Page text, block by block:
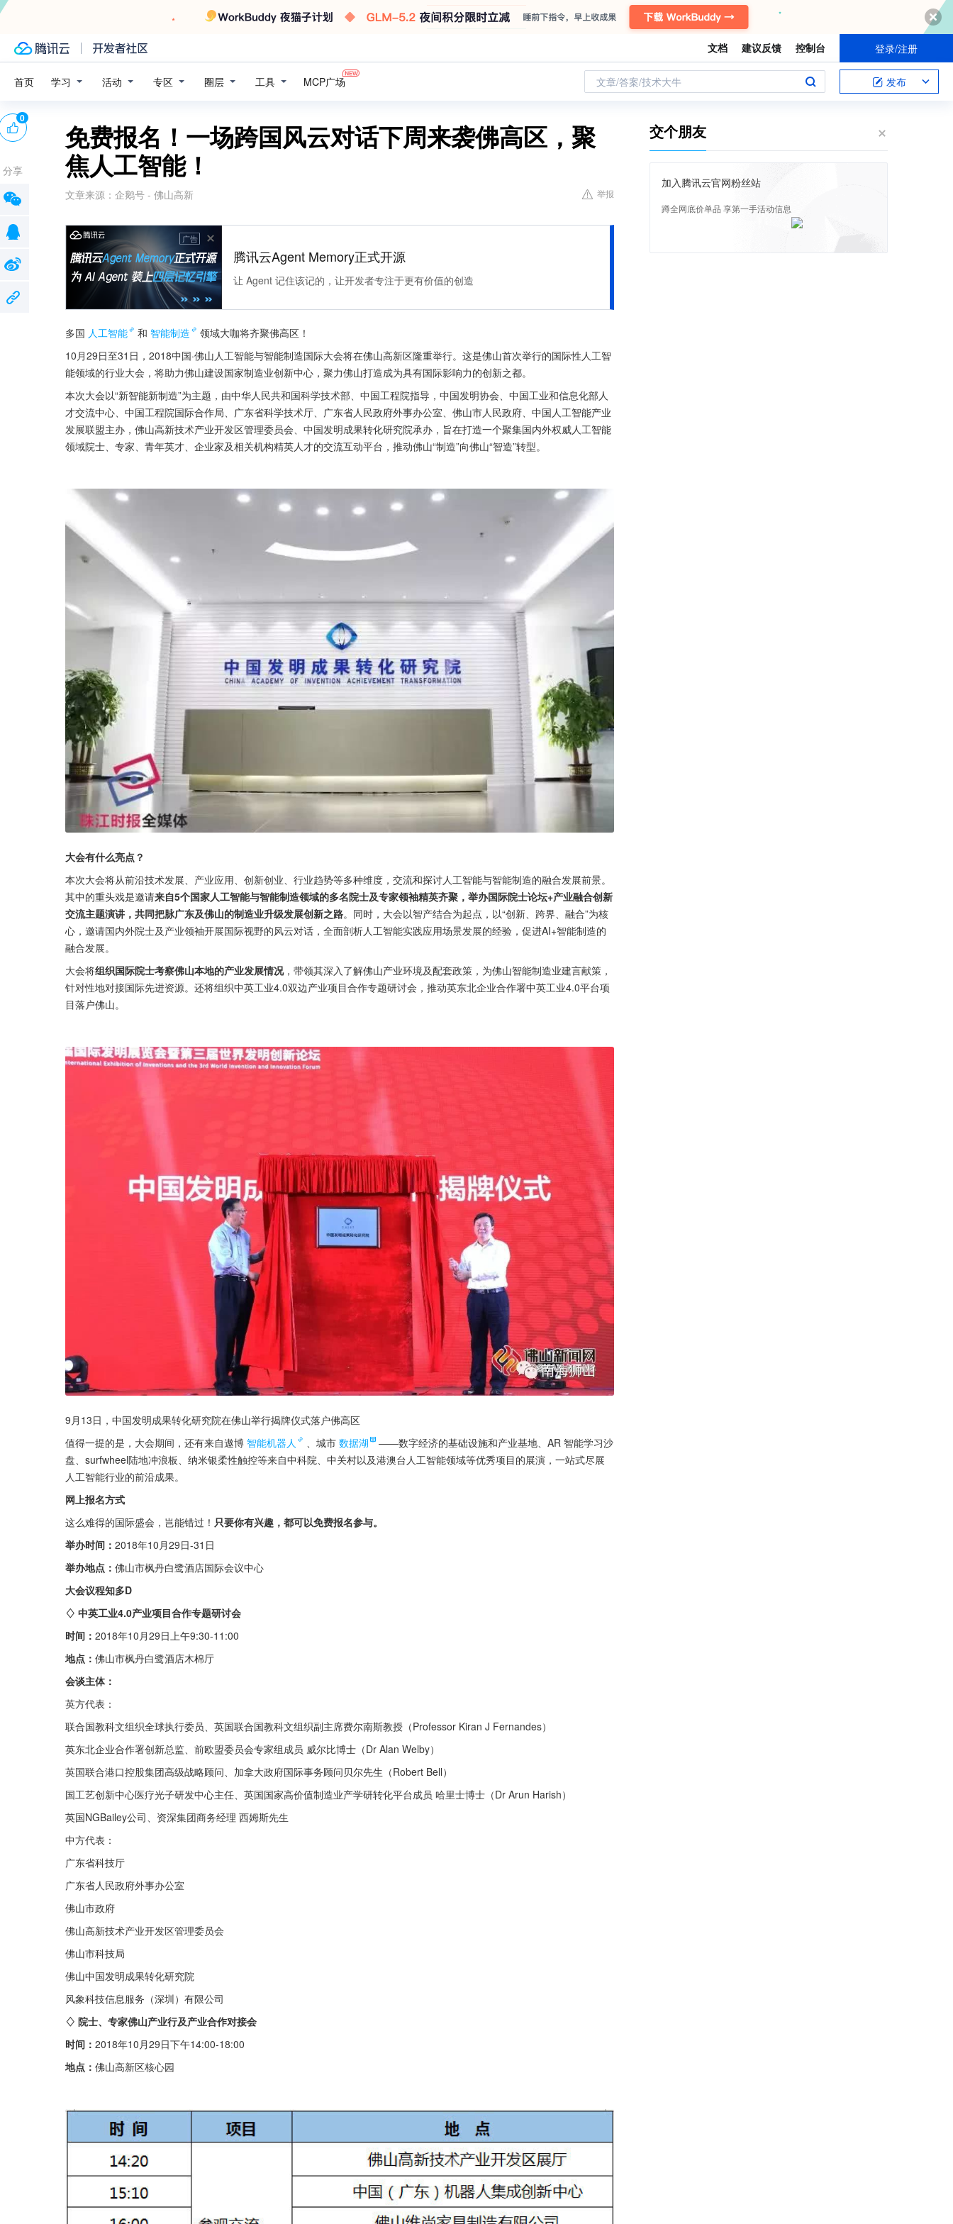
文档 建议反馈 控制台 登录/注册
首页 学习 活动 专区 圈层 工具 MCP广场 文章/答案/技术大牛 发布
免费报名！一场跨国风云对话下周来袭佛高区，聚
焦人工智能！
文章来源： 企鹅号 - 佛山高新 举报
广告
腾讯云Agent Memory正式开源
让 Agent 记住该记的，让开发者专注于更有价值的创造
多国 人工智能 和 智能制造
领域大咖将齐聚佛高区！
10月29日至31日，2018中国·佛山人工智能与智能制造国际大会将在佛山高新区隆重举行。这是佛山首次举行的国际性人工智
能领域的行业大会，将助力佛山建设国家制造业创新中心，聚力佛山打造成为具有国际影响力的创新之都。
本次大会以“新智能新制造”为主题，由中华人民共和国科学技术部、中国工程院指导，中国发明协会、中国工业和信息化部人
才交流中心、中国工程院国际合作局、广东省科学技术厅、广东省人民政府外事办公室、佛山市人民政府、中国人工智能产业
发展联盟主办，佛山高新技术产业开发区管理委员会、中国发明成果转化研究院承办，旨在打造一个聚集国内外权威人工智能
领域院士、专家、青年英才、企业家及相关机构精英人才的交流互动平台，推动佛山“制造”向佛山“智造”转型。
大会有什么亮点？
本次大会将从前沿技术发展、产业应用、创新创业、行业趋势等多种维度，交流和探讨人工智能与智能制造的融合发展前景。
其中的重头戏是邀请来自5个国家人工智能与智能制造领域的多名院士及专家领袖精英齐聚，举办国际院士论坛+产业融合创新
交流主题演讲，共同把脉广东及佛山的制造业升级发展创新之路。同时，大会以智产结合为起点，以“创新、跨界、融合”为核
心，邀请国内外院士及产业领袖开展国际视野的风云对话，全面剖析人工智能实践应用场景发展的经验，促进AI+智能制造的
融合发展。
大会将组织国际院士考察佛山本地的产业发展情况，带领其深入了解佛山产业环境及配套政策，为佛山智能制造业建言献策，
针对性地对接国际先进资源。还将组织中英工业4.0双边产业项目合作专题研讨会，推动英东北企业合作署中英工业4.0平台项
目落户佛山。
9月13日，中国发明成果转化研究院在佛山举行揭牌仪式落户佛高区
值得一提的是，大会期间，还有来自遨博 智能机器人 、城市 数据湖
——数字经济的基础设施和产业基地、AR 智能学习沙
盘、surfwheel陆地冲浪板、纳米银柔性触控等来自中科院、中关村以及港澳台人工智能领域等优秀项目的展演，一站式尽展
人工智能行业的前沿成果。
网上报名方式
这么难得的国际盛会，岂能错过！ 只要你有兴趣，都可以免费报名参与。
举办时间： 2018年10月29日-31日
举办地点： 佛山市枫丹白鹭酒店国际会议中心
大会议程知多D
♢ 中英工业4.0产业项目合作专题研讨会
时间： 2018年10月29日上午9:30-11:00
地点： 佛山市枫丹白鹭酒店木棉厅
会谈主体：
英方代表：
联合国教科文组织全球执行委员、英国联合国教科文组织副主席费尔南斯教授（Professor Kiran J Fernandes）
英东北企业合作署创新总监、前欧盟委员会专家组成员 威尔比博士（Dr Alan Welby）
英国联合港口控股集团高级战略顾问、加拿大政府国际事务顾问贝尔先生（Robert Bell）
国工艺创新中心医疗光子研发中心主任、英国国家高价值制造业产学研转化平台成员 哈里士博士（Dr Arun Harish）
英国NGBailey公司、资深集团商务经理 西姆斯先生
中方代表：
广东省科技厅
广东省人民政府外事办公室
佛山市政府
佛山高新技术产业开发区管理委员会
佛山市科技局
佛山中国发明成果转化研究院
风象科技信息服务（深圳）有限公司
♢ 院士、专家佛山产业行及产业合作对接会
时间： 2018年10月29日下午14:00-18:00
地点： 佛山高新区核心园
0
分享
交个朋友
加入腾讯云官网粉丝站
蹲全网底价单品 享第一手活动信息